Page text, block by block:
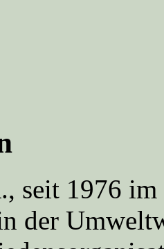
seit 1976
der